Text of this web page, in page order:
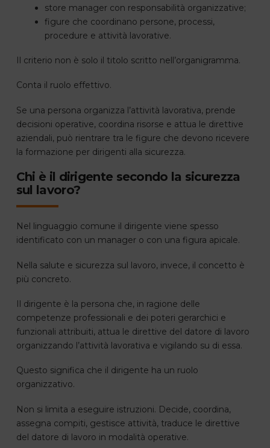
store manager con responsabilità organizzative;
figure che coordinano persone, processi,
procedure e attività lavorative.
Il criterio non è solo il titolo scritto nell’organigramma.
Conta il ruolo effettivo.
Se una persona organizza l’attività lavorativa, prende
decisioni operative, coordina risorse e attua le direttive
aziendali, può rientrare tra le figure che devono ricevere
la formazione per dirigenti alla sicurezza.
Chi è il dirigente secondo la sicurezza
sul lavoro?
Nel linguaggio comune il dirigente viene spesso
identificato con un manager o con una figura apicale.
Nella salute e sicurezza sul lavoro, invece, il concetto è
più concreto.
Il dirigente è la persona che, in ragione delle
competenze professionali e dei poteri gerarchici e
funzionali attribuiti, attua le direttive del datore di lavoro
organizzando l’attività lavorativa e vigilando su di essa.
Questo significa che il dirigente ha un ruolo
organizzativo.
Non si limita a eseguire istruzioni. Decide, coordina,
assegna compiti, gestisce attività, traduce le direttive
del datore di lavoro in modalità operative.